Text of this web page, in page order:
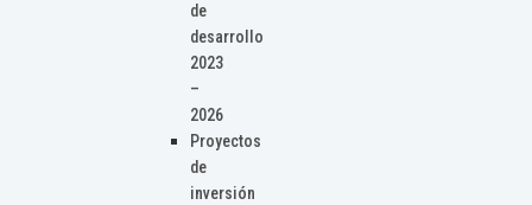
de
desarrollo
2023
–
2026
Proyectos
de
inversión